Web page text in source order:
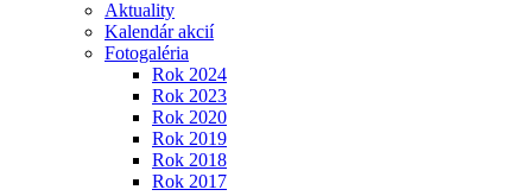
Aktuality
Kalendár akcií
Fotogaléria
Rok 2024
Rok 2023
Rok 2020
Rok 2019
Rok 2018
Rok 2017